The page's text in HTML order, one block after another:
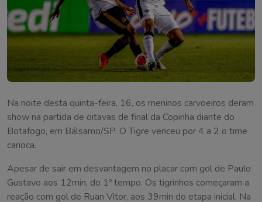
Na noite desta quinta-feira, 16, os meninos carvoeiros deram
show na partida de oitavas de final da Copinha diante do
Botafogo, em Bálsamo/SP. O Tigre venceu por 4 a 2 o time
carioca.
Apesar de sair em desvantagem no placar com gol de Paulo
Gustavo aos 12min, do 1º tempo. Os tigrinhos começaram a
reação com gol de Ruan Vitor, aos 39min do etapa inicial. Na